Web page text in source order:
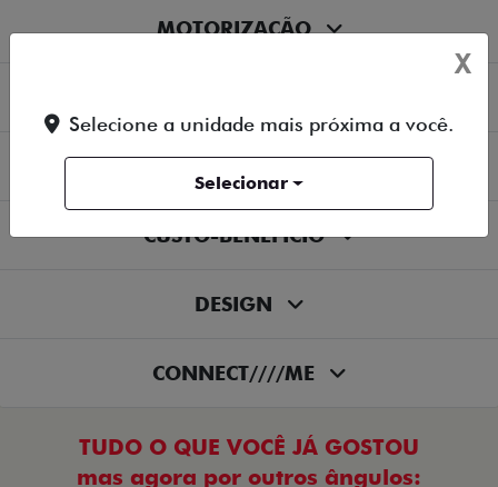
MOTORIZAÇÃO
PRODUTIVIDADE
CUSTO-BENEFÍCIO
DESIGN
CONNECT////ME
TUDO O QUE VOCÊ JÁ GOSTOU
mas agora por outros ângulos:
X
Selecione a unidade mais próxima a você.
Selecionar